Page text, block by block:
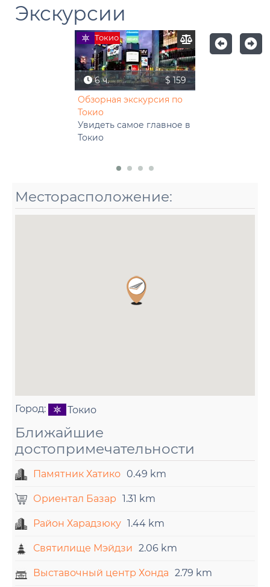
Экскурсии
Токио
6 ч.
$ 159
Обзорная экскурсия по
Токио
Увидеть самое главное в
Токио
Месторасположение:
Город: Токио
Ближайшие
достопримечательности
Памятник Хатико 0.49 km
Ориентал Базар 1.31 km
Район Харадзюку 1.44 km
Святилище Мэйдзи 2.06 km
Выставочный центр Хонда 2.79 km